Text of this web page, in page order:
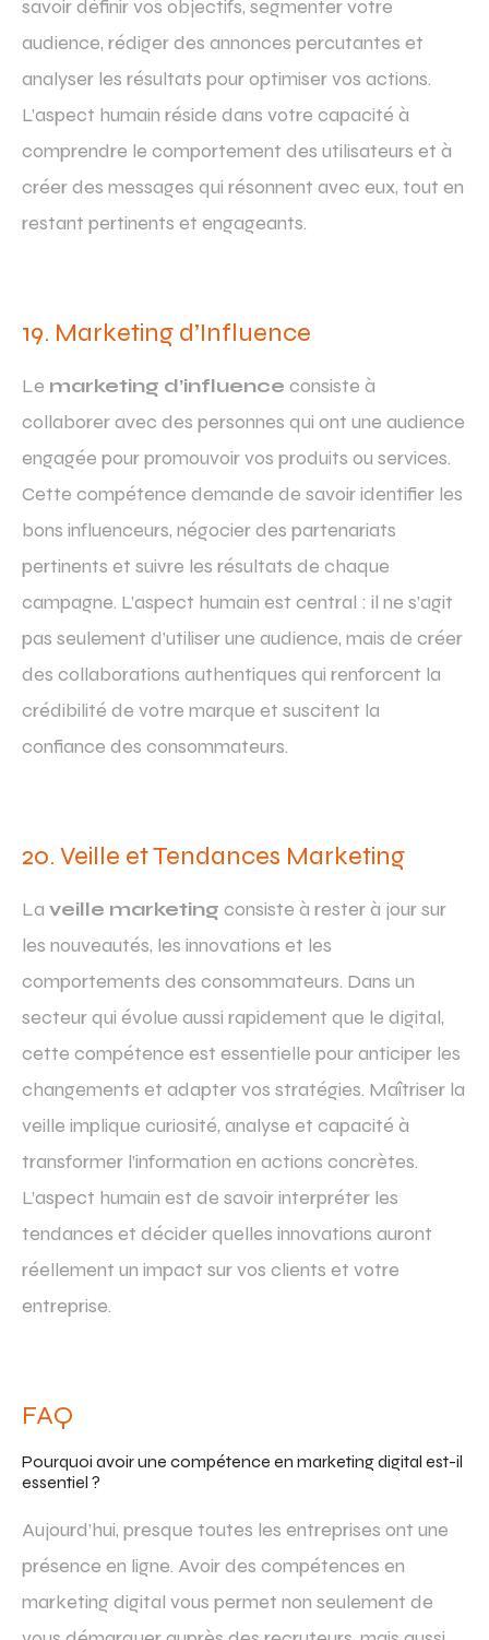
savoir définir vos objectifs, segmenter votre
audience, rédiger des annonces percutantes et
analyser les résultats pour optimiser vos actions.
L’aspect humain réside dans votre capacité à
comprendre le comportement des utilisateurs et à
créer des messages qui résonnent avec eux, tout en
restant pertinents et engageants.
19. Marketing d’Influence
Le marketing d’influence consiste à
collaborer avec des personnes qui ont une audience
engagée pour promouvoir vos produits ou services.
Cette compétence demande de savoir identifier les
bons influenceurs, négocier des partenariats
pertinents et suivre les résultats de chaque
campagne. L’aspect humain est central : il ne s’agit
pas seulement d’utiliser une audience, mais de créer
des collaborations authentiques qui renforcent la
crédibilité de votre marque et suscitent la
confiance des consommateurs.
20. Veille et Tendances Marketing
La veille marketing consiste à rester à jour sur
les nouveautés, les innovations et les
comportements des consommateurs. Dans un
secteur qui évolue aussi rapidement que le digital,
cette compétence est essentielle pour anticiper les
changements et adapter vos stratégies. Maîtriser la
veille implique curiosité, analyse et capacité à
transformer l’information en actions concrètes.
L’aspect humain est de savoir interpréter les
tendances et décider quelles innovations auront
réellement un impact sur vos clients et votre
entreprise.
FAQ
Pourquoi avoir une compétence en marketing digital est-il
essentiel ?
Aujourd’hui, presque toutes les entreprises ont une
présence en ligne. Avoir des compétences en
marketing digital vous permet non seulement de